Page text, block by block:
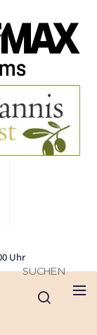
Uhr
SUCHEN